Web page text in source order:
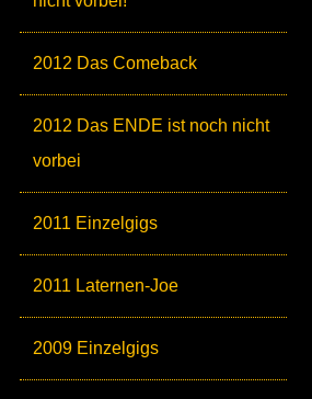
2012 Das Comeback
2012 Das ENDE ist noch nicht
vorbei
2011 Einzelgigs
2011 Laternen-Joe
2009 Einzelgigs